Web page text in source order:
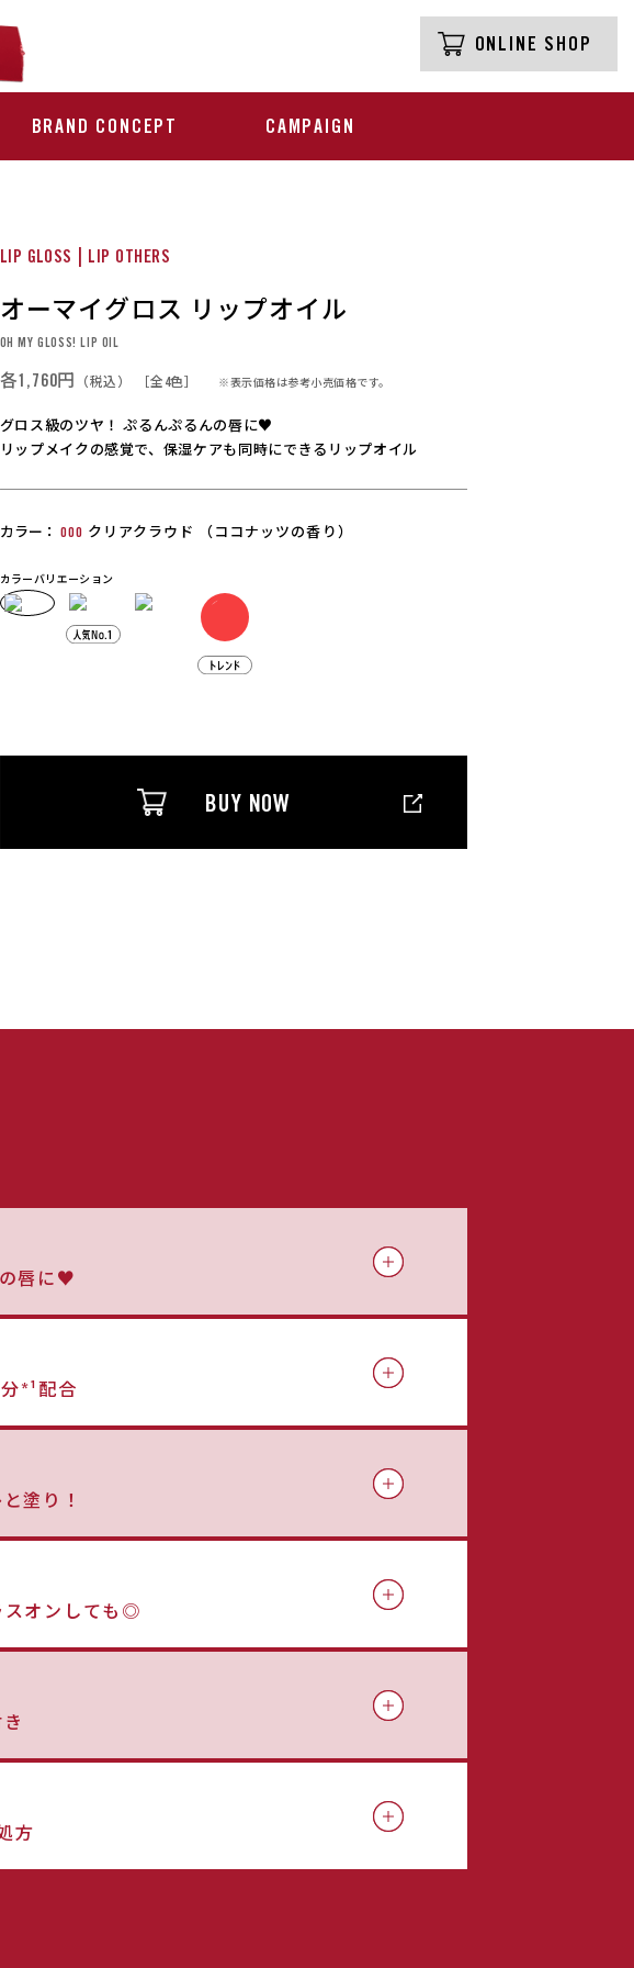
ONLINE SHOP
BRAND CONCEPT CAMPAIGN
LIP GLOSS | LIP OTHERS
オーマイグロス リップオイル
OH MY GLOSS! LIP OIL
各1,760円 （税込） ［全4色］ ※表示価格は参考小売価格です。
グロス級のツヤ！ ぷるんぷるんの唇に♥
リップメイクの感覚で、保湿ケアも同時にできるリップオイル
カラー： 000 クリアクラウド （ココナッツの香り）
カラーバリエーション
BUY NOW
唇に♥
*¹配合
塗り！
スオンしても◎
方